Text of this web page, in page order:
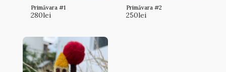
Primăvara #1
280lei
Primăvara #2
250lei